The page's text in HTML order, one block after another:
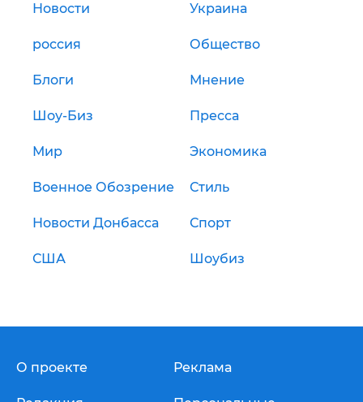
Новости Украина
россия Общество
Блоги Мнение
Шоу-Биз Пресса
Мир Экономика
Военное Обозрение Стиль
Новости Донбасса Спорт
США Шоубиз
О проекте Реклама